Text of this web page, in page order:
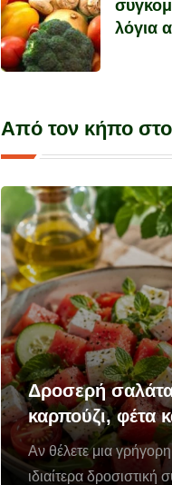
λόγια
Από τον κήπο
Δροσερή
καρπούζι, φέτα
Αν θέλετε μια γρήγορη,
ιδιαίτερα δροσιστική